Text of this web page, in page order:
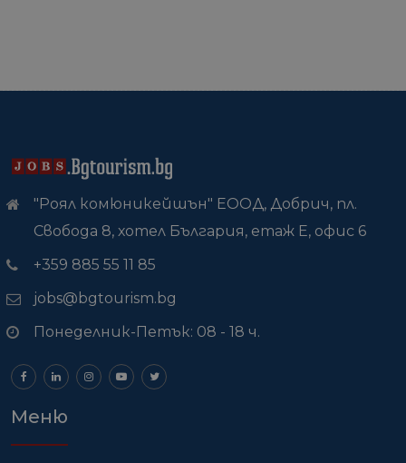
"Роял комюникейшън" ЕООД, Добрич, пл.
Свобода 8, хотел България, етаж Е, офис 6
+359 885 55 11 85
jobs@bgtourism.bg
Понеделник-Петък: 08 - 18 ч.
Меню